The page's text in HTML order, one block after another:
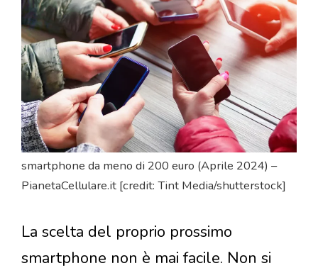
smartphone da meno di 200 euro (Aprile 2024) –
PianetaCellulare.it [credit: Tint Media/shutterstock]
La scelta del proprio prossimo
smartphone non è mai facile. Non si